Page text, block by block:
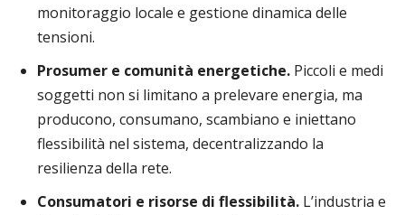
monitoraggio locale e gestione dinamica delle
tensioni.
Prosumer e comunità energetiche. Piccoli e medi
soggetti non si limitano a prelevare energia, ma
producono, consumano, scambiano e iniettano
flessibilità nel sistema, decentralizzando la
resilienza della rete.
Consumatori e risorse di flessibilità. L’industria e